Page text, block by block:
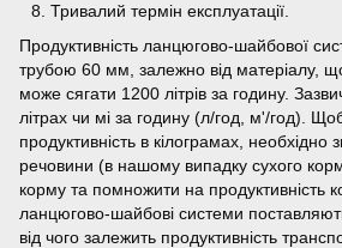
Тривалий термін експлуатації.
Продуктивність ланцюгово-шайбової
трубою 60 мм, залежно від матеріалу,
може сягати 1200 літрів за годину.
літрах чи мі за годину (л/год, м'/год).
продуктивність в кілограмах, необхідно
речовини (в нашому випадку сухого
корму та помножити на продуктивність
ланцюгово-шайбові системи
від чого залежить продуктивність